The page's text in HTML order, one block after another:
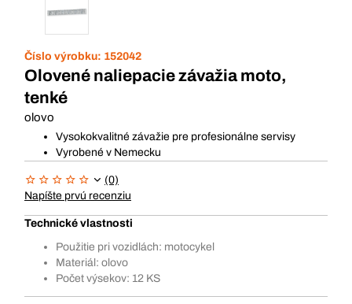
Číslo výrobku: 152042
Olovené naliepacie závažia moto,
tenké
olovo
Vysokokvalitné závažie pre profesionálne servisy
Vyrobené v Nemecku
(0)
Napíšte prvú recenziu
Technické vlastnosti
Použitie pri vozidlách: motocykel
Materiál: olovo
Počet výsekov: 12 KS